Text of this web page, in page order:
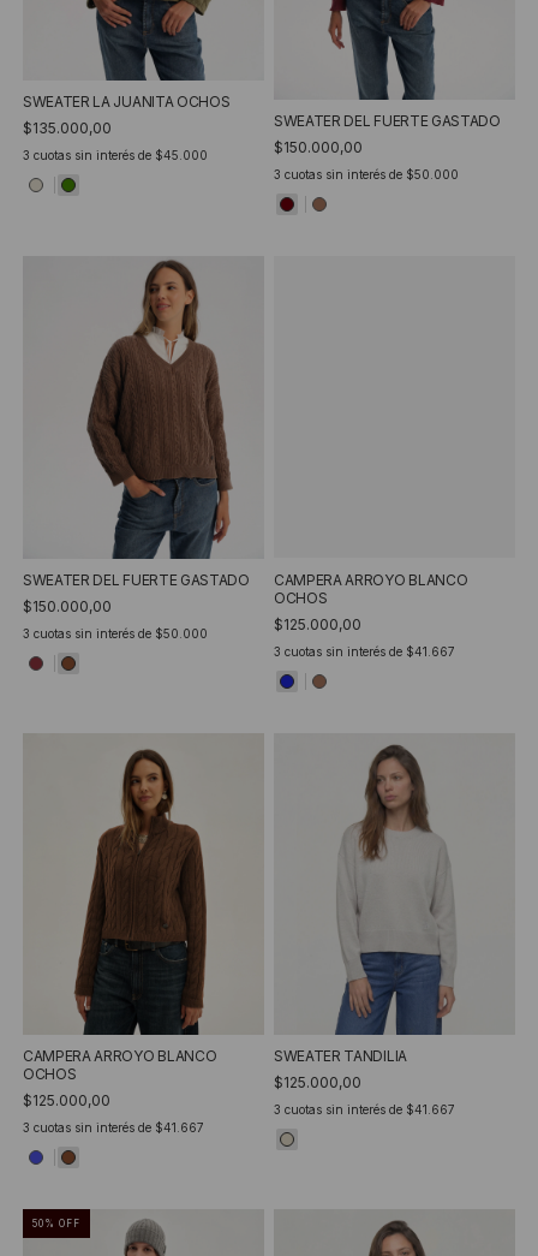
SWEATER LA JUANITA OCHOS
$135.000,00
3 cuotas sin interés de $45.000
SWEATER DEL FUERTE GASTADO
$150.000,00
3 cuotas sin interés de $50.000
SWEATER DEL FUERTE GASTADO
$150.000,00
3 cuotas sin interés de $50.000
CAMPERA ARROYO BLANCO
OCHOS
$125.000,00
3 cuotas sin interés de $41.667
CAMPERA ARROYO BLANCO
OCHOS
$125.000,00
3 cuotas sin interés de $41.667
SWEATER TANDILIA
$125.000,00
3 cuotas sin interés de $41.667
50 % OFF